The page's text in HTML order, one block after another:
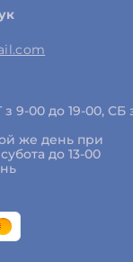
9-00 до 19-00, СБ
же день при
до 13-00